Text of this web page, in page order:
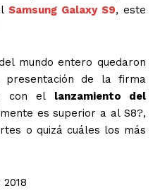
Samsung Galaxy S9, este
mundo entero quedaron
de la firma
con el lanzamiento del
es superior a al S8?,
o quizá cuáles los más